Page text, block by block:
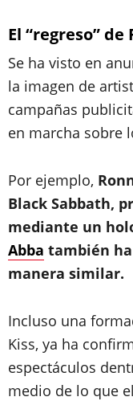
El “regreso”
Se ha visto en
la imagen de
campañas
en marcha sobre
Por ejemplo,
Black Sabbath,
mediante un
Abba también
manera similar.
Incluso una
Kiss, ya ha
espectáculos
medio de lo que